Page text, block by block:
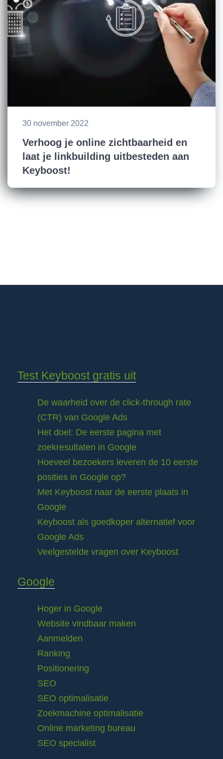
30 november 2022
Verhoog je online zichtbaarheid en
laat je linkbuilding uitbesteden aan
Keyboost!
Test Keyboost gratis uit
De waarheid over de click-through rate
(CTR) van Google Ads
Het doel: De eerste pagina met
zoekresultaten in Google
Hoeveel bezoekers leveren de 10 eerste
posities in Google op?
Met Keyboost naar de eerste plaats in
Google
Keyboost als goedkoper alternatief voor
Google Ads
Veelgestelde vragen over Keyboost
Google
Hoger in Google
Website vindbaar maken
Aanmelden
Ranking
Positionering
SEO
SEO optimalisatie
Zoekmachine optimalisatie
Online marketing bureau
SEO specialist